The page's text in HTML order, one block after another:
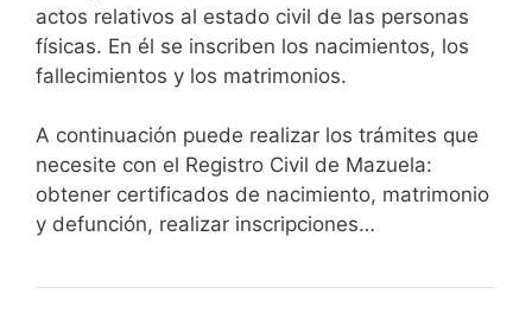
actos relativos al estado civil de las personas
físicas. En él se inscriben los nacimientos, los
fallecimientos y los matrimonios.
A continuación puede realizar los trámites que
necesite con el Registro Civil de Mazuela:
obtener certificados de nacimiento, matrimonio
y defunción, realizar inscripciones…